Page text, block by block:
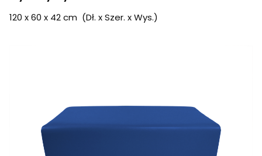
120 x 60 x 42 cm (Dł. x Szer. x Wys.)